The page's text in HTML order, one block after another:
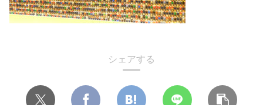
シェアする